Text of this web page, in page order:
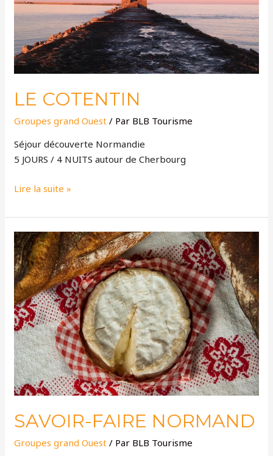
LE COTENTIN
Groupes grand Ouest / Par BLB Tourisme
Séjour découverte Normandie
5 JOURS / 4 NUITS autour de Cherbourg
Lire la suite »
SAVOIR-FAIRE NORMAND
Groupes grand Ouest / Par BLB Tourisme
SAVOIR-
FAIRE
NORMAND